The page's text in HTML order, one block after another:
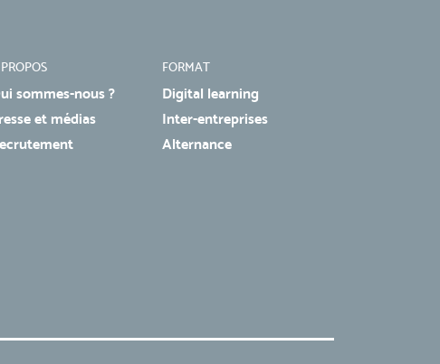
sommes-nous ?
et médias
FORMAT
Digital learning
Inter-entreprises
Alternance